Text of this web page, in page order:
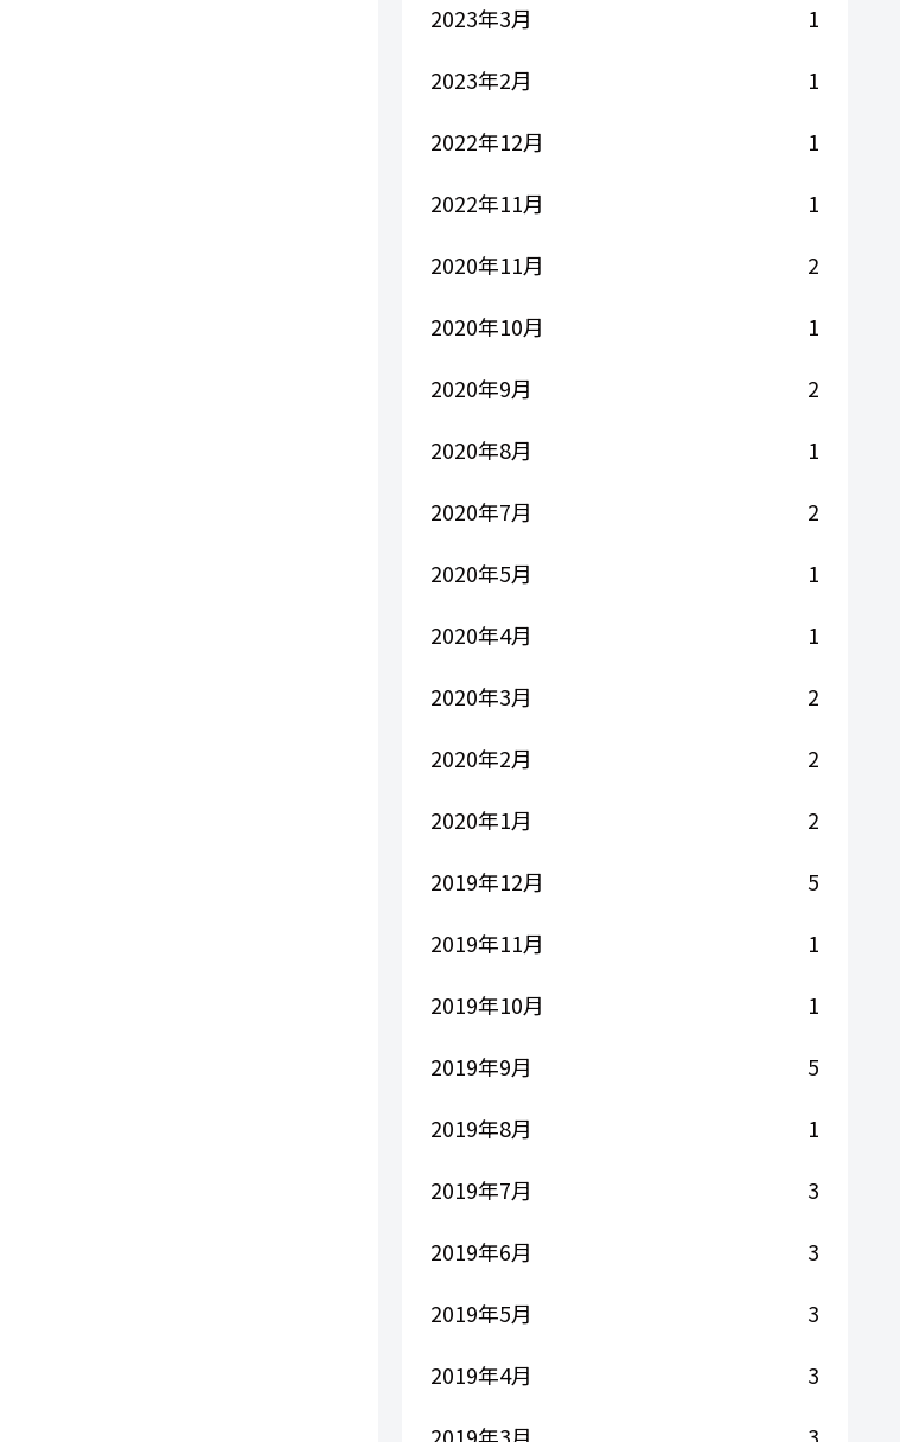
2023年3月
1
2023年2月
1
2022年12月
1
2022年11月
1
2020年11月
2
2020年10月
1
2020年9月
2
2020年8月
1
2020年7月
2
2020年5月
1
2020年4月
1
2020年3月
2
2020年2月
2
2020年1月
2
2019年12月
5
2019年11月
1
2019年10月
1
2019年9月
5
2019年8月
1
2019年7月
3
2019年6月
3
2019年5月
3
2019年4月
3